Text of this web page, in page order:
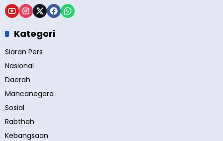
Kategori
Siaran Pers
Nasional
Daerah
Mancanegara
Sosial
Rabthah
Kebangsaan